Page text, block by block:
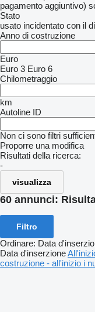
pagamento aggiuntivo)
Stato
usato incidentato con il
Anno di costruzione
Euro
Euro 3 Euro 6
Chilometraggio
km
Autoline ID
Non ci sono filtri
Proporre una modifica
Risultati della ricerca:
-
visualizza
60 annunci:
Filtro
Ordinare: Data
Data d'inserzione
costruzione - all'inizio i